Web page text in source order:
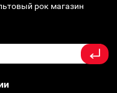
рок магазин